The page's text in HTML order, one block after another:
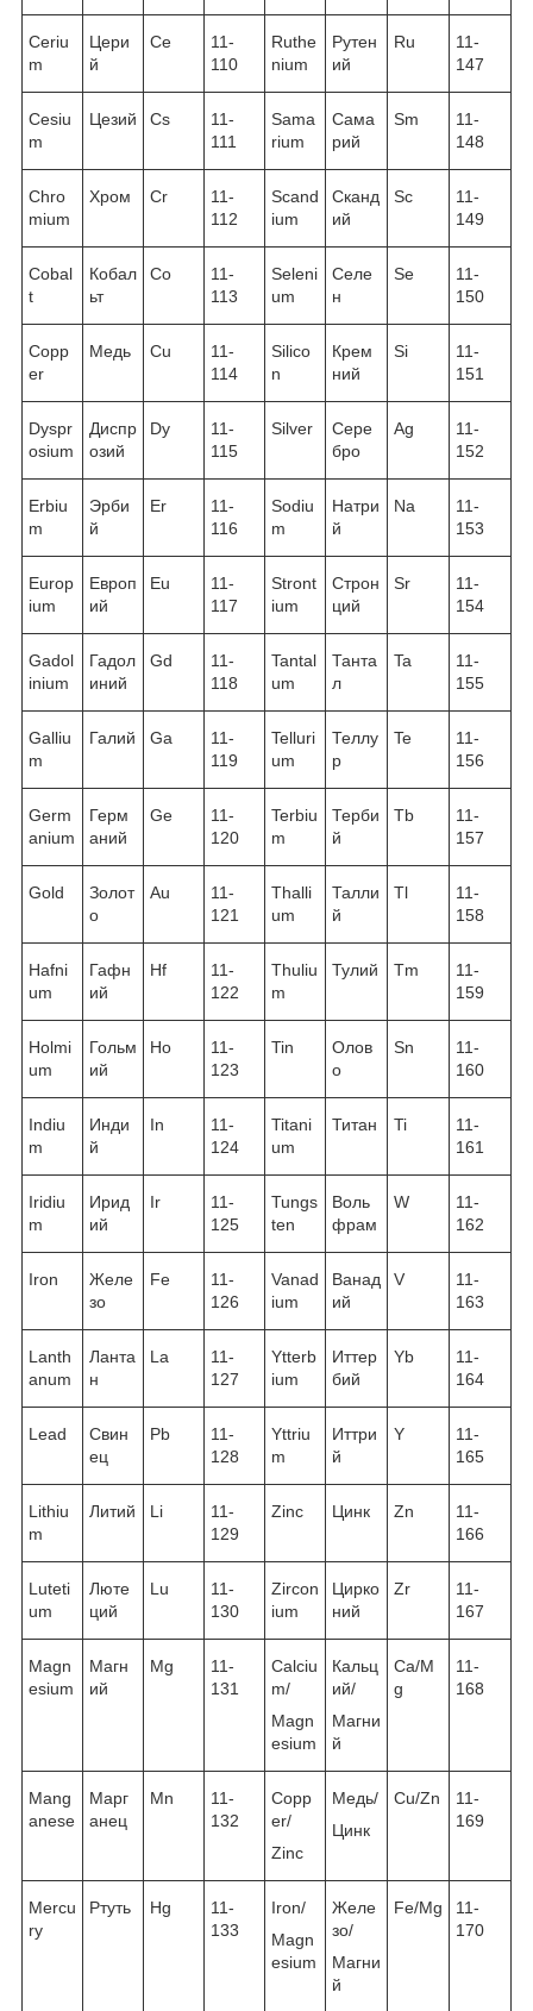
Ceriu
m
Цери
й
Ce
11-
110
Ruthe
nium
Рутен
ий
Ru
11-
147
Cesiu
m
Цезий Cs
11-
111
Sama
rium
Сама
рий
Sm
11-
148
Chro
mium
Хром Cr
11-
112
Scand
ium
Сканд
ий
Sc
11-
149
Cobal
t
Кобал
ьт
Co
11-
113
Seleni
um
Селе
н
Se
11-
150
Copp
er
Медь Cu
11-
114
Silico
n
Крем
ний
Si
11-
151
Dyspr
osium
Диспр
озий
Dy
11-
115
Silver
Сере
бро
Ag
11-
152
Erbiu
m
Эрби
й
Er
11-
116
Sodiu
m
Натри
й
Na
11-
153
Europ
ium
Европ
ий
Eu
11-
117
Stront
ium
Строн
ций
Sr
11-
154
Gadol
inium
Гадол
иний
Gd
11-
118
Tantal
um
Танта
л
Ta
11-
155
Galliu
m
Галий Ga
11-
119
Telluri
um
Теллу
р
Te
11-
156
Germ
anium
Герм
аний
Ge
11-
120
Terbiu
m
Терби
й
Tb
11-
157
Gold
Золот
о
Au
11-
121
Thalli
um
Талли
й
Tl
11-
158
Hafni
um
Гафн
ий
Hf
11-
122
Thuliu
m
Тулий Tm
11-
159
Holmi
um
Гольм
ий
Ho
11-
123
Tin
Олов
о
Sn
11-
160
Indiu
m
Инди
й
In
11-
124
Titani
um
Титан Ti
11-
161
Iridiu
m
Ирид
ий
Ir
11-
125
Tungs
ten
Воль
фрам
W
11-
162
Iron
Желе
зо
Fe
11-
126
Vanad
ium
Ванад
ий
V
11-
163
Lanth
anum
Ланта
н
La
11-
127
Ytterb
ium
Иттер
бий
Yb
11-
164
Lead
Свин
ец
Pb
11-
128
Yttriu
m
Иттри
й
Y
11-
165
Lithiu
m
Литий Li
11-
129
Zinc Цинк Zn
11-
166
Luteti
um
Люте
ций
Lu
11-
130
Zircon
ium
Цирко
ний
Zr
11-
167
Magn
esium
Магн
ий
Mg
11-
131
Calciu
m/
Magn
esium
Кальц
ий/
Магни
й
Ca/M
g
11-
168
Mang
anese
Марг
анец
Mn
11-
132
Copp
er/
Zinc
Медь/
Цинк
Cu/Zn
11-
169
Mercu
ry
Ртуть Hg
11-
133
Iron/
Magn
esium
Желе
зо/
Магни
й
Fe/Mg
11-
170